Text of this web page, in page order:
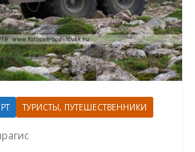
ТУРИСТЫ, ПУТЕШЕСТВЕННИКИ